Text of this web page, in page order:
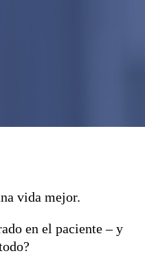
vida mejor.
en el paciente – y